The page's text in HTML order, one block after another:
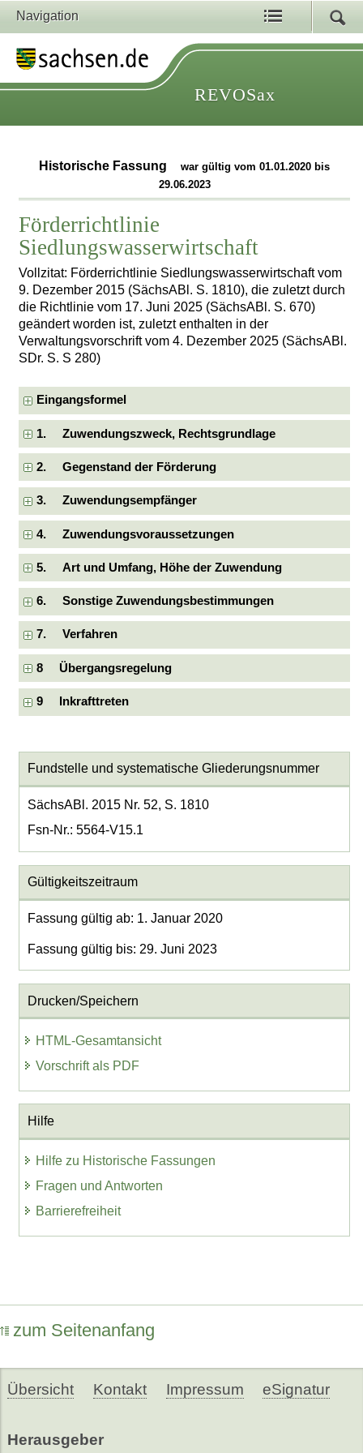
Navigation
REVOSax
Historische Fassung
war gültig vom 01.01.2020 bis
29.06.2023
Förderrichtlinie
Siedlungswasserwirtschaft
Vollzitat: Förderrichtlinie Siedlungswasserwirtschaft vom
9. Dezember 2015 (SächsABl. S. 1810), die zuletzt durch
die Richtlinie vom 17. Juni 2025 (SächsABl. S. 670)
geändert worden ist, zuletzt enthalten in der
Verwaltungsvorschrift vom 4. Dezember 2025 (SächsABl.
SDr. S. S 280)
Eingangsformel
1. Zuwendungszweck, Rechtsgrundlage
2. Gegenstand der Förderung
3. Zuwendungsempfänger
4. Zuwendungsvoraussetzungen
5. Art und Umfang, Höhe der Zuwendung
6. Sonstige Zuwendungsbestimmungen
7. Verfahren
8 Übergangsregelung
9 Inkrafttreten
Fundstelle und systematische Gliederungsnummer
SächsABl. 2015 Nr. 52, S. 1810
Fsn-Nr.: 5564-V15.1
Gültigkeitszeitraum
Fassung gültig ab: 1. Januar 2020
Fassung gültig bis: 29. Juni 2023
Drucken/Speichern
HTML-Gesamtansicht
Vorschrift als PDF
Hilfe
Hilfe zu Historische Fassungen
Fragen und Antworten
Barrierefreiheit
zum Seitenanfang
Übersicht Kontakt Impressum eSignatur
Herausgeber